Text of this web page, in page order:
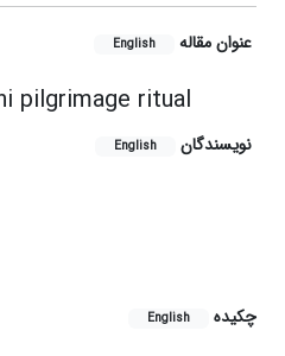
عنوان مقاله English
pilgrimage ritual
نویسندگان English
چکیده
English